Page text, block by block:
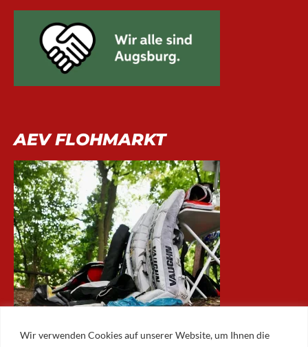
Wir verwenden Cookies auf unserer Website, um Ihnen die
AEV FLOHMARKT